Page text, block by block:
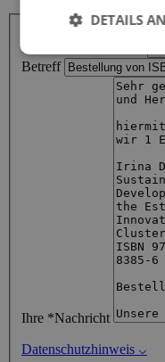
Ihr Name
Ihre *E-Mail-Adresse
Betreff
Ihre *Nachricht
Datenschutzhinweis ⌵
DETAILS